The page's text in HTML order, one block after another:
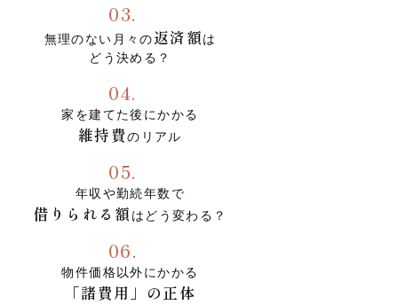
03.
無理のない月々の返済額は
どう決める？
04.
家を建てた後にかかる
維持費のリアル
05.
年収や勤続年数で
借りられる額 はどう変わる？
06.
物件価格以外にかかる
「諸費用」の正体